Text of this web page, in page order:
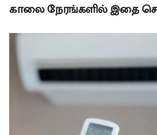
காலை நேரங்களில் இதை